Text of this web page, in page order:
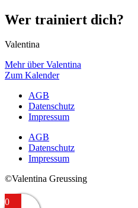
Wer trainiert dich?
Valentina
Mehr über Valentina
Zum Kalender
AGB
Datenschutz
Impressum
AGB
Datenschutz
Impressum
©Valentina Greussing
0